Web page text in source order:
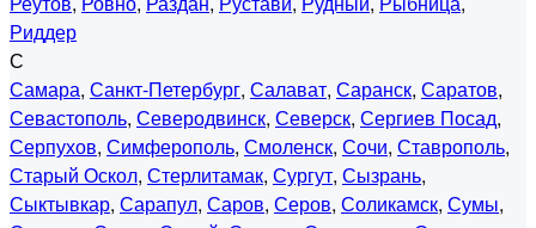
Риддер
С
Самара, Санкт-Петербург, Салават, Саранск, Саратов,
Севастополь, Северодвинск, Северск, Сергиев Посад,
Серпухов, Симферополь, Смоленск, Сочи, Ставрополь,
Старый Оскол, Стерлитамак, Сургут, Сызрань,
Сыктывкар, Сарапул, Саров, Серов, Соликамск, Сумы,